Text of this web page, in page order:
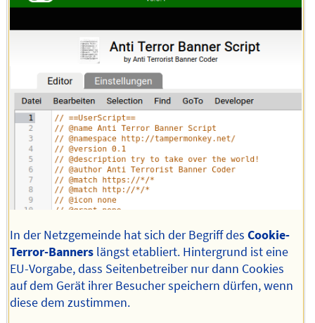
In der Netzgemeinde hat sich der Begriff desCookie-
Terror-Banners längst etabliert. Hintergrund ist eine
EU-Vorgabe, dass Seitenbetreiber nur dann Cookies
auf dem Gerät ihrer Besucher speichern dürfen, wenn
diese dem zustimmen.